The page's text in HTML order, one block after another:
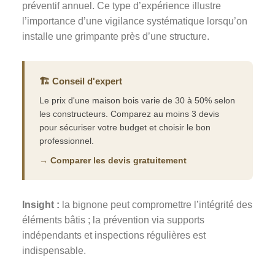
préventif annuel. Ce type d’expérience illustre
l’importance d’une vigilance systématique lorsqu’on
installe une grimpante près d’une structure.
🏗️ Conseil d'expert
Le prix d'une maison bois varie de 30 à 50% selon
les constructeurs. Comparez au moins 3 devis
pour sécuriser votre budget et choisir le bon
professionnel.
→ Comparer les devis gratuitement
Insight : la bignone peut compromettre l’intégrité des
éléments bâtis ; la prévention via supports
indépendants et inspections régulières est
indispensable.